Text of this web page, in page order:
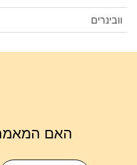
וובינרים
האם